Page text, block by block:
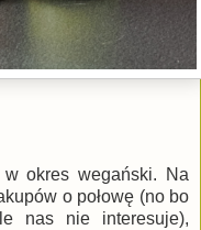
okres wegański. Na
o połowę (no bo
nas nie interesuje),